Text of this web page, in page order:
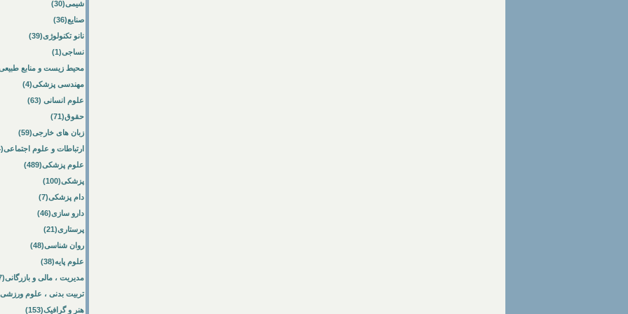
شیمی(30)
صنایع(36)
نانو تکنولوژی(39)
نساجی(1)
محیط زیست و منابع
مهندسی پزشکی(4)
علوم انسانی (63)
حقوق(71)
زبان های خارجی(59)
ارتباطات و علوم اجتماعی(84)
علوم پزشکی(489)
پزشکی(100)
دام پزشکی(7)
دارو سازی(46)
پرستاری(21)
روان شناسی(48)
علوم پایه(38)
مدیریت ، مالی و بازرگانی(57)
تربیت بدنی ، علوم
هنر و گرافیک(153)